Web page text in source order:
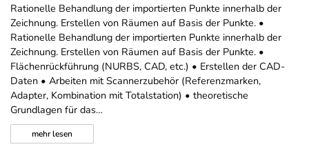
Rationelle Behandlung der importierten Punkte innerhalb der
Zeichnung. Erstellen von Räumen auf Basis der Punkte. •
Rationelle Behandlung der importierten Punkte innerhalb der
Zeichnung. Erstellen von Räumen auf Basis der Punkte. •
Flächenrückführung (NURBS, CAD, etc.) • Erstellen der CAD-
Daten • Arbeiten mit Scannerzubehör (Referenzmarken,
Adapter, Kombination mit Totalstation) • theoretische
Grundlagen für das…
mehrlesen